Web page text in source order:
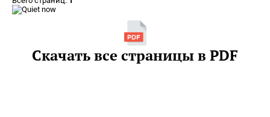
Скачать все страницы в PDF